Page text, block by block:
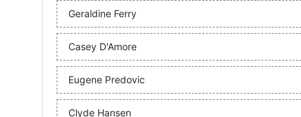
Geraldine Ferry
Casey D'Amore
Eugene Predovic
Clyde Hansen